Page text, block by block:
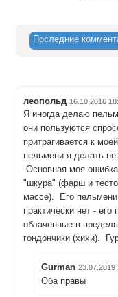
Последние
леопольд 16.10.2016
Я иногда делаю
они пользуются
притрагивается к
пельмени я делать
Основная моя
"шкура" (фарш и
массе). Его пельмени
практически нет -
облаченные в
гондончики (хихи).
Gurman 23.07.2019
Оба правы